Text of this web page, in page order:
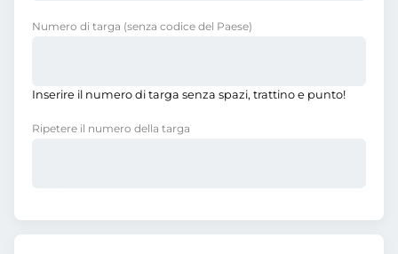
Numero di targa (senza codice del Paese)
Inserire il numero di targa senza spazi, trattino e punto!
Ripetere il numero della targa